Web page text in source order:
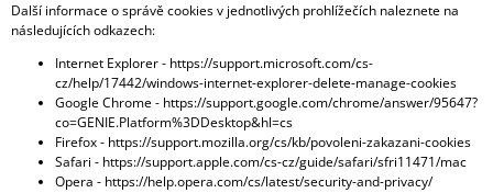
Další informace o správě cookies v jednotlivých prohlížečích naleznete na
následujících odkazech:
Internet Explorer - https://support.microsoft.com/cs-
cz/help/17442/windows-internet-explorer-delete-manage-cookies
Google Chrome - https://support.google.com/chrome/answer/95647?
co=GENIE.Platform%3DDesktop&hl=cs
Firefox - https://support.mozilla.org/cs/kb/povoleni-zakazani-cookies
Safari - https://support.apple.com/cs-cz/guide/safari/sfri11471/mac
Opera - https://help.opera.com/cs/latest/security-and-privacy/